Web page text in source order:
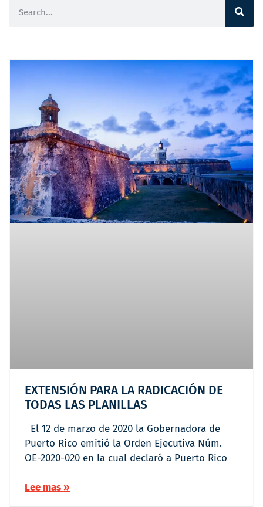
EXTENSIÓN PARA LA RADICACIÓN DE
TODAS LAS PLANILLAS
El 12 de marzo de 2020 la Gobernadora de
Puerto Rico emitió la Orden Ejecutiva Núm.
OE-2020-020 en la cual declaró a Puerto Rico
Lee mas »